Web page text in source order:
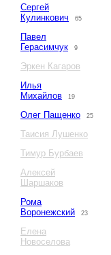
Сергей
Кулинкович
65
Павел
Герасимчук
9
Эркен Кагаров
Илья
Михайлов
19
Олег Пащенко 25
Таисия Лушенко
Тимур Бурбаев
Алексей
Шаршаков
Рома
Воронежский
23
Елена
Новоселова